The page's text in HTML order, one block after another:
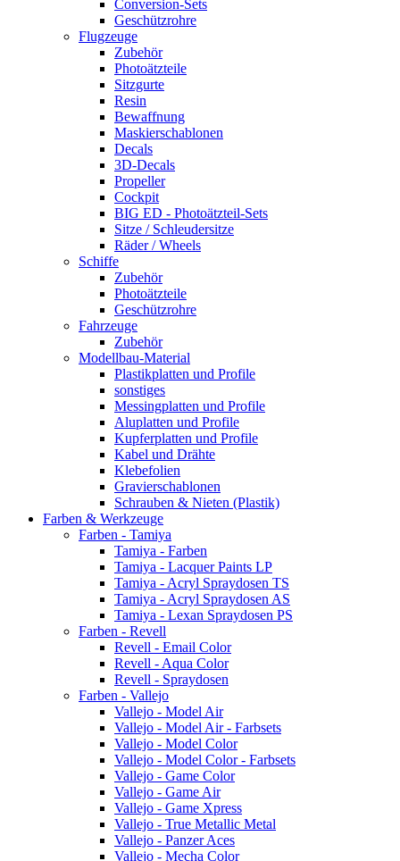
Conversion-Sets
Geschützrohre
Flugzeuge
Zubehör
Photoätzteile
Sitzgurte
Resin
Bewaffnung
Maskierschablonen
Decals
3D-Decals
Propeller
Cockpit
BIG ED - Photoätzteil-Sets
Sitze / Schleudersitze
Räder / Wheels
Schiffe
Zubehör
Photoätzteile
Geschützrohre
Fahrzeuge
Zubehör
Modellbau-Material
Plastikplatten und Profile
sonstiges
Messingplatten und Profile
Aluplatten und Profile
Kupferplatten und Profile
Kabel und Drähte
Klebefolien
Gravierschablonen
Schrauben & Nieten (Plastik)
Farben & Werkzeuge
Farben - Tamiya
Tamiya - Farben
Tamiya - Lacquer Paints LP
Tamiya - Acryl Spraydosen TS
Tamiya - Acryl Spraydosen AS
Tamiya - Lexan Spraydosen PS
Farben - Revell
Revell - Email Color
Revell - Aqua Color
Revell - Spraydosen
Farben - Vallejo
Vallejo - Model Air
Vallejo - Model Air - Farbsets
Vallejo - Model Color
Vallejo - Model Color - Farbsets
Vallejo - Game Color
Vallejo - Game Air
Vallejo - Game Xpress
Vallejo - True Metallic Metal
Vallejo - Panzer Aces
Vallejo - Mecha Color